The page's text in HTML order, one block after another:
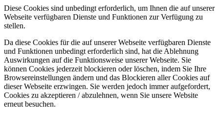
Diese Cookies sind unbedingt erforderlich, um Ihnen die auf unserer
Webseite verfügbaren Dienste und Funktionen zur Verfügung zu
stellen.
Da diese Cookies für die auf unserer Webseite verfügbaren Dienste
und Funktionen unbedingt erforderlich sind, hat die Ablehnung
Auswirkungen auf die Funktionsweise unserer Webseite. Sie
können Cookies jederzeit blockieren oder löschen, indem Sie Ihre
Browsereinstellungen ändern und das Blockieren aller Cookies auf
dieser Webseite erzwingen. Sie werden jedoch immer aufgefordert,
Cookies zu akzeptieren / abzulehnen, wenn Sie unsere Website
erneut besuchen.